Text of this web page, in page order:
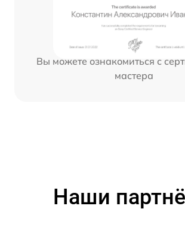
Вы можете ознакомиться с
мастера
Наши